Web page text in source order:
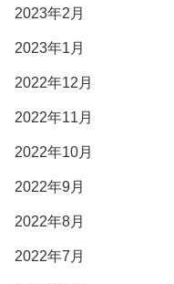
2023年2月
2023年1月
2022年12月
2022年11月
2022年10月
2022年9月
2022年8月
2022年7月